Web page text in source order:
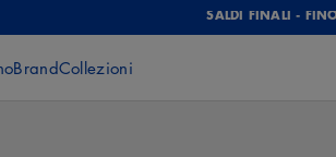
SALDI FINALI -
BrandCollezioni